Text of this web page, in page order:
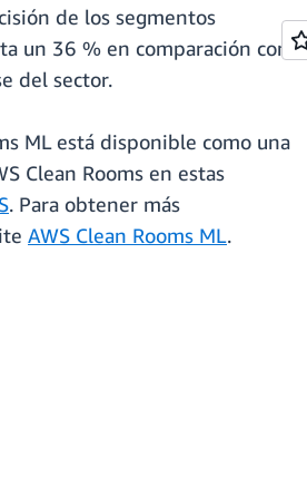
de los segmentos
un 36 % en comparación con
del sector.
ML está disponible como una
Clean Rooms en estas
. Para obtener más
AWS Clean Rooms ML.